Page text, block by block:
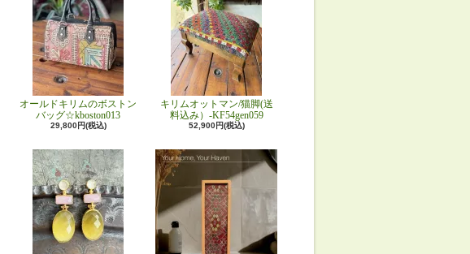
オールドキリムのボストン
バッグ☆kboston013
29,800円(税込)
キリムオットマン/猫脚(送
料込み）-KF54gen059
52,900円(税込)